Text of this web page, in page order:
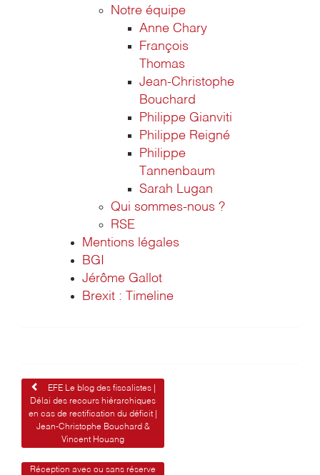
Notre équipe
Anne Chary
François
Thomas
Jean-Christophe
Bouchard
Philippe Gianviti
Philippe Reigné
Philippe
Tannenbaum
Sarah Lugan
Qui sommes-nous ?
RSE
Mentions légales
BGI
Jérôme Gallot
Brexit : Timeline
Navigation
de
l’article
EFE Le blog des fiscalistes |
Délai des recours hiérarchiques
en cas de rectification du déficit |
Jean-Christophe Bouchard &
Vincent Houang
Réception avec ou sans réserve